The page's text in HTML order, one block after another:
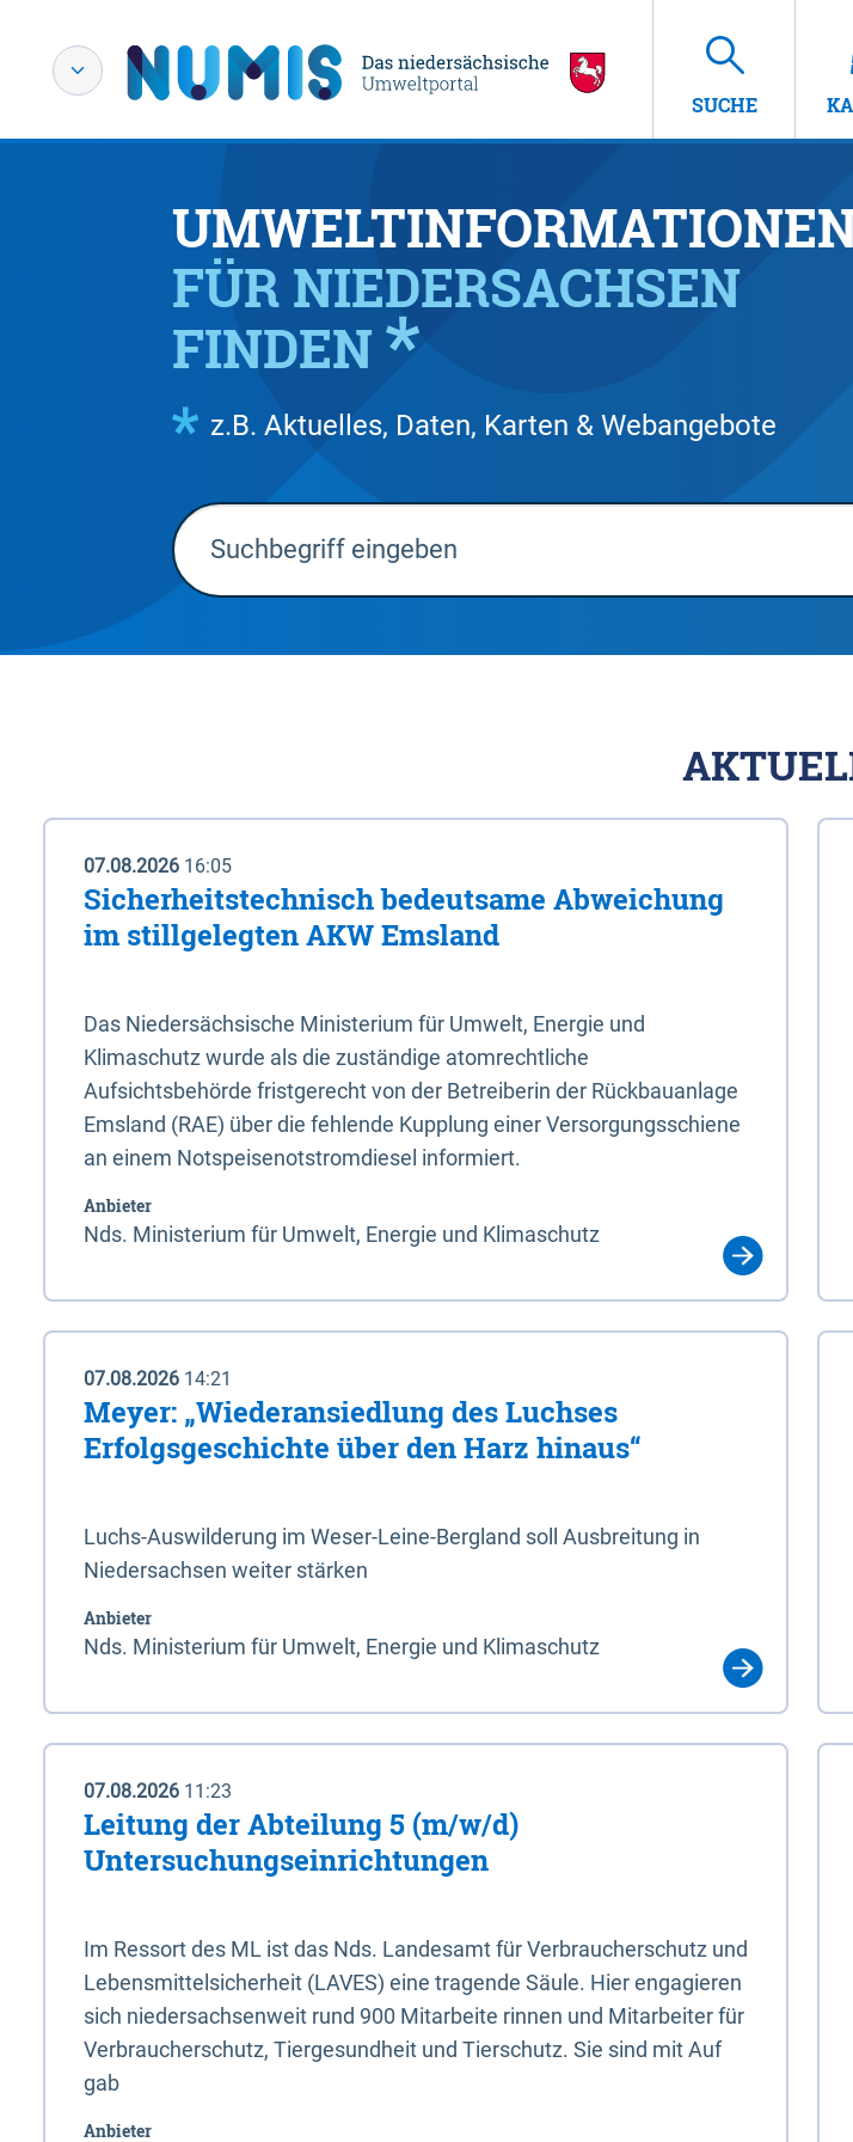
SUCHE
FÜR NIEDERSACHSEN
FINDEN
z.B. Aktuelles, Daten, Karten & Webangebote
07.08.2026 16:05
Sicherheitstechnisch bedeutsame Abweichung
im stillgelegten AKW Emsland
Das Niedersächsische Ministerium für Umwelt, Energie und
Klimaschutz wurde als die zuständige atomrechtliche
Aufsichtsbehörde fristgerecht von der Betreiberin der Rückbauanlage
Emsland (RAE) über die fehlende Kupplung einer Versorgungsschiene
an einem Notspeisenotstromdiesel informiert.
Anbieter
Nds. Ministerium für Umwelt, Energie und Klimaschutz
07.08.2026 14:21
Meyer: „Wiederansiedlung des Luchses
Erfolgsgeschichte über den Harz hinaus“
Luchs-Auswilderung im Weser-Leine-Bergland soll Ausbreitung in
Niedersachsen weiter stärken
Anbieter
Nds. Ministerium für Umwelt, Energie und Klimaschutz
07.08.2026 11:23
Leitung der Abteilung 5 (m/w/d)
Untersuchungseinrichtungen
Im Ressort des ML ist das Nds. Landesamt für Verbraucherschutz und
Lebensmittelsicherheit (LAVES) eine tragende Säule. Hier engagieren
sich niedersachsenweit rund 900 Mitarbeite rinnen und Mitarbeiter für
Verbraucherschutz, Tiergesundheit und Tierschutz. Sie sind mit Auf
gab
Anbieter